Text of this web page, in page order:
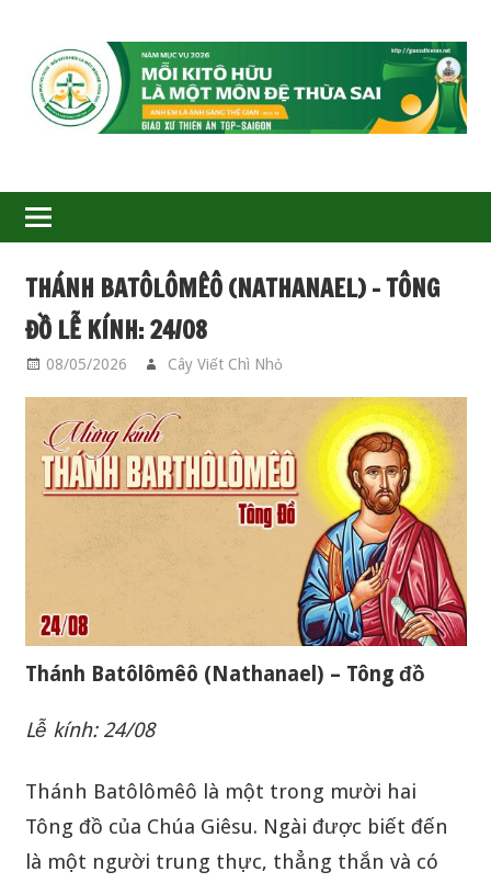
GIÁO
XỨ
THIÊN
ÂN-
TGP
SAIGON
THÁNH BATÔLÔMÊÔ (NATHANAEL) – TÔNG
ĐỒ LỄ KÍNH: 24/08
08/05/2026 Cây Viết Chì Nhỏ
Thánh Batôlômêô (Nathanael) – Tông đồ
Lễ kính: 24/08
Thánh Batôlômêô là một trong mười hai
Tông đồ của Chúa Giêsu. Ngài được biết đến
là một người trung thực, thẳng thắn và có